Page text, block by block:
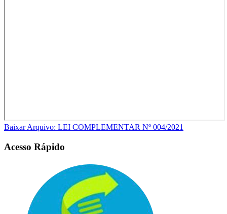
Baixar Arquivo: LEI COMPLEMENTAR Nº 004/2021
Acesso Rápido